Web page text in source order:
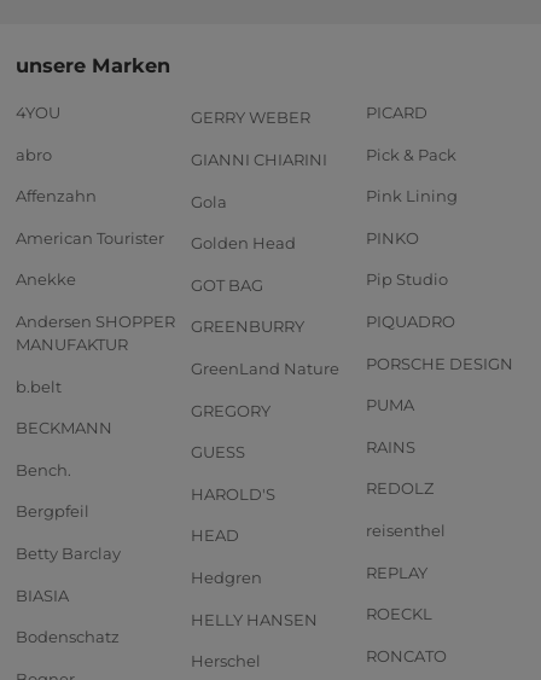
unsere Marken
4YOU
abro
Affenzahn
American Tourister
Anekke
Andersen SHOPPER
MANUFAKTUR
b.belt
BECKMANN
Bench.
Bergpfeil
Betty Barclay
BIASIA
Bodenschatz
GERRY WEBER
GIANNI CHIARINI
Gola
Golden Head
GOT BAG
GREENBURRY
GreenLand Nature
GREGORY
GUESS
HAROLD'S
HEAD
Hedgren
HELLY HANSEN
Herschel
PICARD
Pick & Pack
Pink Lining
PINKO
Pip Studio
PIQUADRO
PORSCHE DESIGN
PUMA
RAINS
REDOLZ
reisenthel
REPLAY
ROECKL
RONCATO